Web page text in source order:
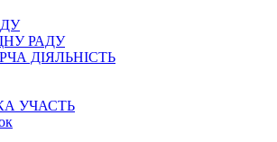
РАДУ
ДІЯЛЬНІСТЬ
УЧАСТЬ